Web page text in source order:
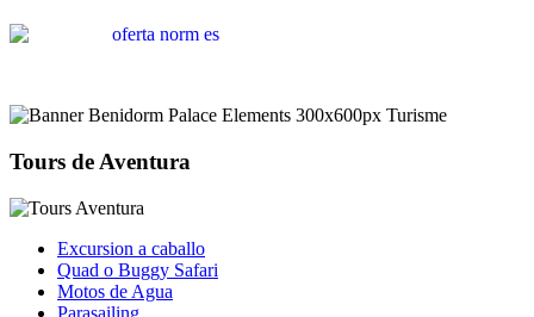
Tours de Aventura
Excursion a caballo
Quad o Buggy Safari
Motos de Agua
Parasailing